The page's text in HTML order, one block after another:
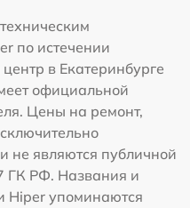
по истечении
в Екатеринбурге
официальной
Цены на ремонт,
не являются публичной
ГК РФ. Названия и
Hiper упоминаются